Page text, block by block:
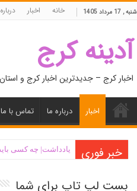
شنبه , 17 مرداد 1405 خانه اخبار
آدینه کرج
اخبار کرج – جدیدترین اخبار کرج و استان
اخبار درباره ما تماس با ما
خبر فوری یادداشت| ‌چه کسی
بست لپ تاپ برای شما